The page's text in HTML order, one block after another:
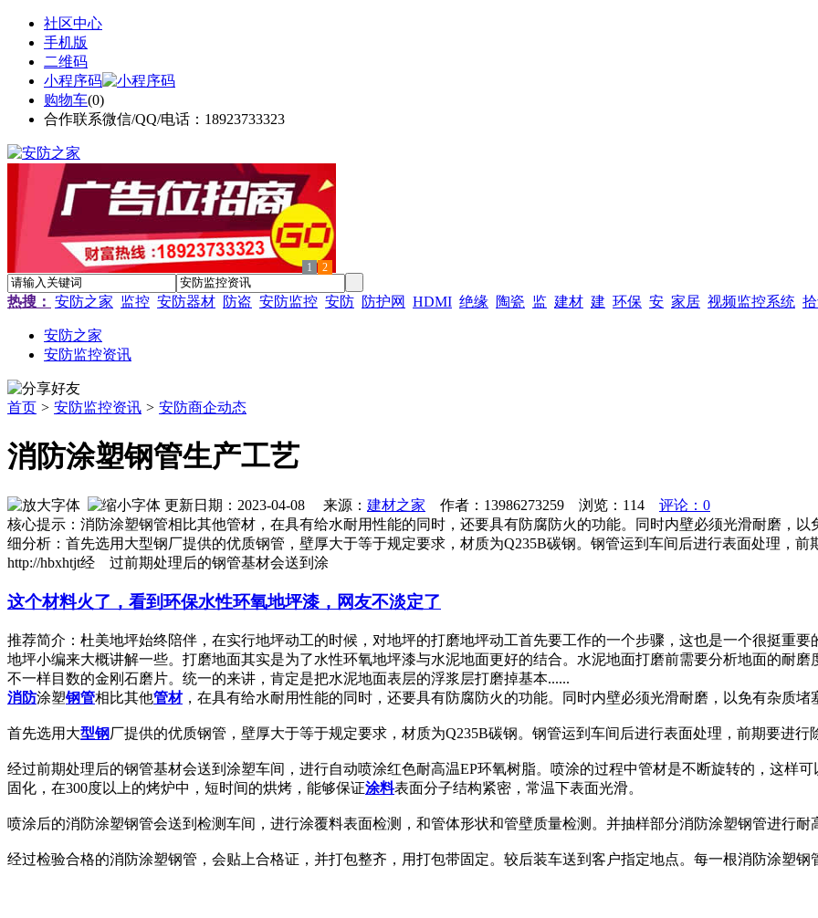
社区中心
手机版
二维码
小程序码
购物车(0)
合作联系微信/QQ/电话：18923733323
1 2
热搜： 安防之家 监控 安防器材 防盗 安防监控 安防 防护网 HDMI 绝缘 陶瓷 监 建材 建 环保 安 家居 视频监控系统
安防之家
安防监控资讯
首页 > 安防监控资讯 > 安防商企动态
消防涂塑钢管生产工艺
更新日期：2023-04-08 来源： 建材之家 作者：13986273259 浏览： 114
评论：0
核心提示：消防涂塑钢管相比其他管材，在具有给水耐用性能的同时，还要具有防腐防火的功能。同时内壁必须光滑耐磨，
细分析：首先选用大型钢厂提供的优质钢管，壁厚大于等于规定要求，材质为Q235B碳钢。钢管运到车间后进行表面处理，前
http://hbxhtjt经 过前期处理后的钢管基材会送到涂
这个材料火了，看到环保水性环氧地坪漆，网友不淡定了
推荐简介：杜美地坪始终陪伴，在实行地坪动工的时候，对地坪的打磨地坪动工首先要工作的一个步骤，这也是一个很挺重
地坪小编来大概讲解一些。打磨地面其实是为了水性环氧地坪漆与水泥地面更好的结合。水泥地面打磨前需要分析地面的耐
不一样目数的金刚石磨片。统一的来讲，肯定是把水泥地面表层的浮浆层打磨掉基本......
消防涂塑钢管相比其他管材，在具有给水耐用性能的同时，还要具有防腐防火的功能。同时内壁必须光滑耐磨，以免有杂质
首先选用大型钢厂提供的优质钢管，壁厚大于等于规定要求，材质为Q235B碳钢。钢管运到车间后进行表面处理，前期要进
经过前期处理后的钢管基材会送到涂塑车间，进行自动喷涂红色耐高温EP环氧树脂。喷涂的过程中管材是不断旋转的，这样
固化，在300度以上的烤炉中，短时间的烘烤，能够保证涂料表面分子结构紧密，常温下表面光滑。
喷涂后的消防涂塑钢管会送到检测车间，进行涂覆料表面检测，和管体形状和管壁质量检测。并抽样部分消防涂塑钢管进行耐
经过检验合格的消防涂塑钢管，会贴上合格证，并打包整齐，用打包带固定。较后装车送到客户指定地点。每一根消防涂塑钢